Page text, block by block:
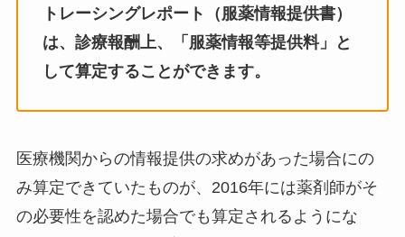
トレーシングレポート（服薬情報提供書）
は、診療報酬上、「服薬情報等提供料」と
して算定することができます。
医療機関からの情報提供の求めがあった場合にの
み算定できていたものが、2016年には薬剤師がそ
の必要性を認めた場合でも算定されるようにな